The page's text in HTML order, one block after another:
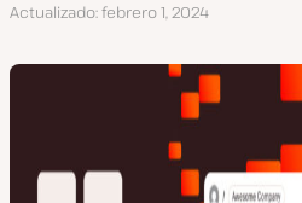
Actualizado febrero 1, 2024